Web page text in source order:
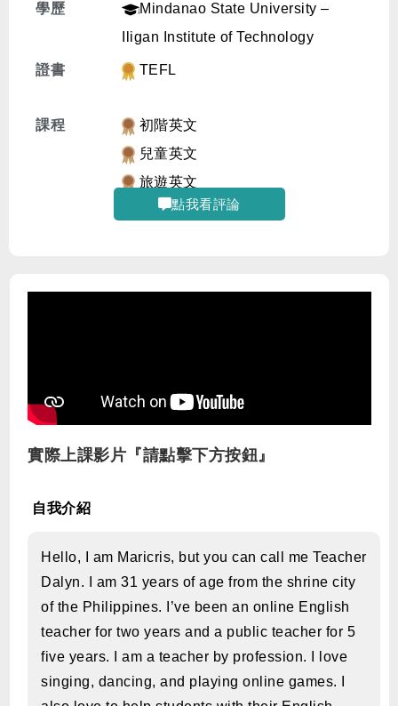
學歷
Mindanao State University –
Iligan Institute of Technology
證書 TEFL
課程
初階英文
兒童英文
旅遊英文
點我看評論
實際上課影片『請點擊下方按鈕』
自我介紹
Hello, I am Maricris, but you can call me Teacher
Dalyn. I am 31 years of age from the shrine city
of the Philippines. I’ve been an online English
teacher for two years and a public teacher for 5
five years. I am a teacher by profession. I love
singing, dancing, and playing online games. I